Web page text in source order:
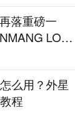
落重磅一
LOO
消消奇遇》
么用？外星
程